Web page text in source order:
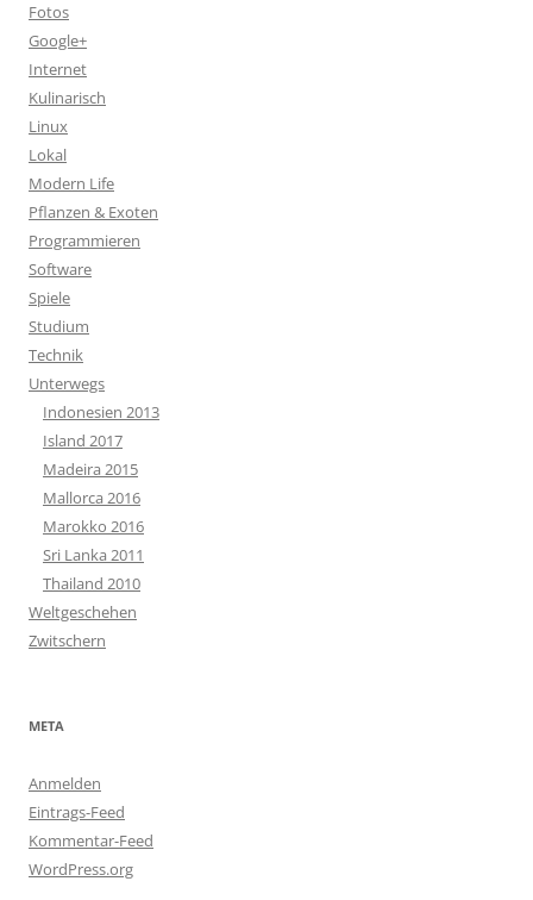
Fotos
Google+
Internet
Kulinarisch
Linux
Lokal
Modern Life
Pflanzen & Exoten
Programmieren
Software
Spiele
Studium
Technik
Unterwegs
Indonesien 2013
Island 2017
Madeira 2015
Mallorca 2016
Marokko 2016
Sri Lanka 2011
Thailand 2010
Weltgeschehen
Zwitschern
META
Anmelden
Eintrags-Feed
Kommentar-Feed
WordPress.org